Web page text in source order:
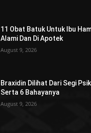
11 Obat Batuk Untuk Ibu
Alami Dan Di Apotek
August 9, 2026
Braxidin Dilihat Dari Segi
Serta 6 Bahayanya
August 9, 2026